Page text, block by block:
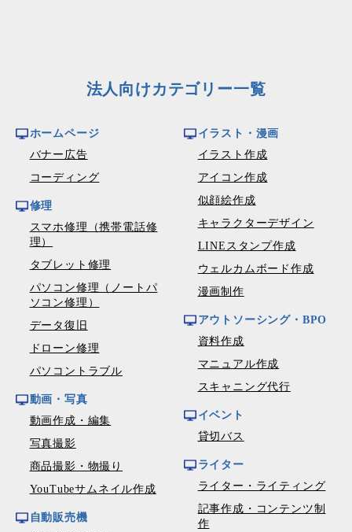
法人向けカテゴリー一覧
ホームページ
バナー広告
コーディング
修理
スマホ修理（携帯電話修
理）
タブレット修理
パソコン修理（ノートパ
ソコン修理）
データ復旧
ドローン修理
パソコントラブル
動画・写真
動画作成・編集
写真撮影
商品撮影・物撮り
YouTubeサムネイル作成
自動販売機
イラスト・漫画
イラスト作成
アイコン作成
似顔絵作成
キャラクターデザイン
LINEスタンプ作成
ウェルカムボード作成
漫画制作
アウトソーシング・BPO
資料作成
マニュアル作成
スキャニング代行
イベント
貸切バス
ライター
ライター・ライティング
記事作成・コンテンツ制
作